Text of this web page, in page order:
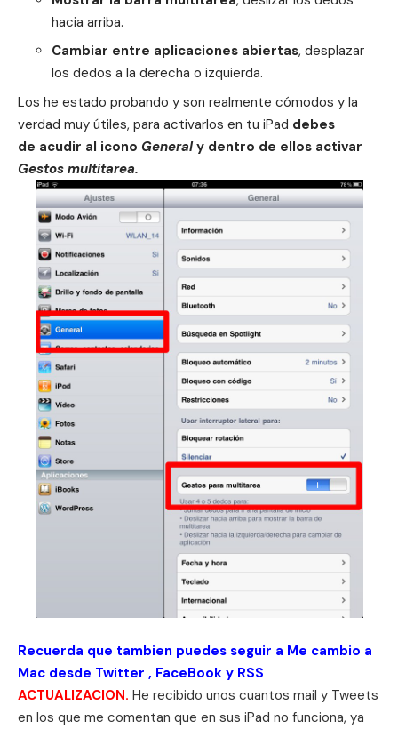
hacia arriba.
Cambiar entre aplicaciones abiertas, desplazar
los dedos a la derecha o izquierda.
Los he estado probando y son realmente cómodos y la
verdad muy útiles, para activarlos en tu iPad debes
de acudir al icono Generaly dentro de ellos activar
Gestos multitarea.
Recuerda que tambien puedes seguir a Me cambio a
Mac desde Twitter , FaceBook y RSS
ACTUALIZACION. He recibido unos cuantos mail y Tweets
en los que me comentan que en sus iPad no funciona, ya